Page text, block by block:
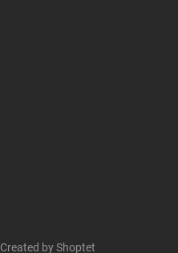
Created by Shoptet